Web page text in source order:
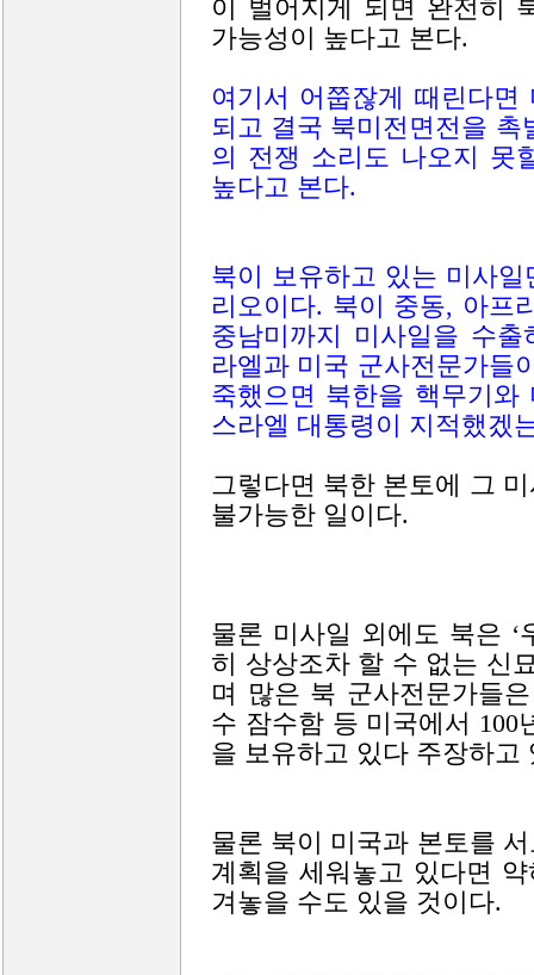
이 벌어지게 되면 완전히
가능성이 높다고 본다.
여기서 어쭙잖게 때린다
되고 결국 북미전면전을
의 전쟁 소리도 나오지 못
높다고 본다.
북이 보유하고 있는 미사
리오이다. 북이 중동, 아프
중남미까지 미사일을 수
라엘과 미국 군사전문가들
죽했으면 북한을 핵무기
스라엘 대통령이 지적했겠
그렇다면 북한 본토에 그
불가능한 일이다.
물론 미사일 외에도 북은
히 상상조차 할 수 없는 신
며 많은 북 군사전문가들
수 잠수함 등 미국에서
을 보유하고 있다 주장하고
물론 북이 미국과 본토를
계획을 세워놓고 있다면
겨놓을 수도 있을 것이다.